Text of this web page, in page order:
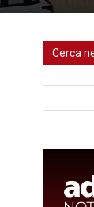
Cerca